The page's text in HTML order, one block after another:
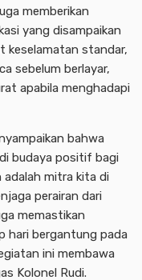
memberikan
yang disampaikan
keselamatan standar,
sebelum berlayar,
apabila menghadapi
bahwa
budaya positif bagi
adalah mitra kita di
perairan dari
memastikan
hari bergantung pada
ini membawa
Kolonel Rudi.